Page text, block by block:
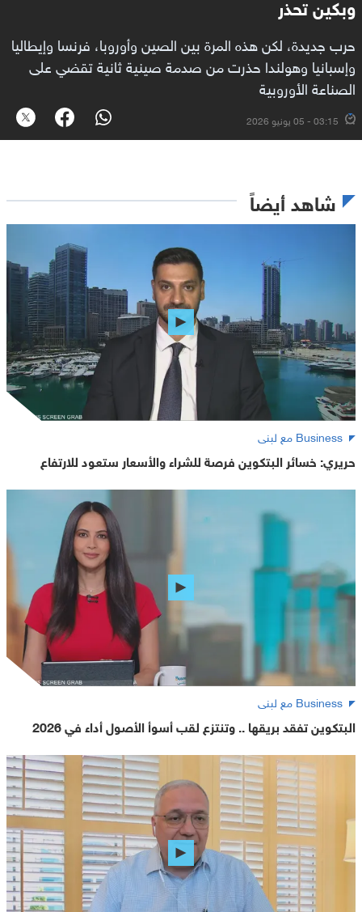
حرب جديدة، لكن هذه المرة بين الصين وأوروبا، فرنسا وإيطاليا
وإسبانيا وهولندا حذرت من صدمة صينية ثانية تقضي على
الصناعة الأوروبية
03:15 - 05 يونيو 2026
شاهد أيضاً
Business مع لبنى
حريري: خسائر البتكوين فرصة للشراء والأسعار ستعود للارتفاع
Business مع لبنى
البتكوين تفقد بريقها .. وتنتزع لقب أسوأ الأصول أداء في 2026